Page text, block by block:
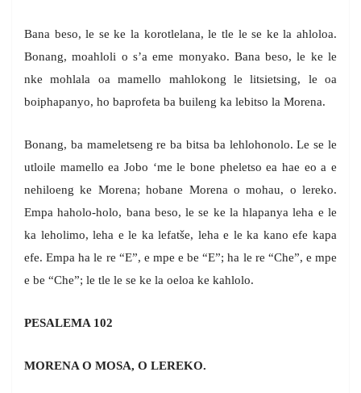
Bana beso, le se ke la korotlelana, le tle le se ke la ahloloa.
Bonang, moahloli o s’a eme monyako. Bana beso, le ke le
nke mohlala oa mamello mahlokong le litsietsing, le oa
boiphapanyo, ho baprofeta ba buileng ka lebitso la Morena.
Bonang, ba mameletseng re ba bitsa ba lehlohonolo. Le se le
utloile mamello ea Jobo ‘me le bone pheletso ea hae eo a e
nehiloeng ke Morena; hobane Morena o mohau, o lereko.
Empa haholo-holo, bana beso, le se ke la hlapanya leha e le
ka leholimo, leha e le ka lefatše, leha e le ka kano efe kapa
efe. Empa ha le re “E”, e mpe e be “E”; ha le re “Che”, e mpe
e be “Che”; le tle le se ke la oeloa ke kahlolo.
PESALEMA 102
MORENA O MOSA, O LEREKO.